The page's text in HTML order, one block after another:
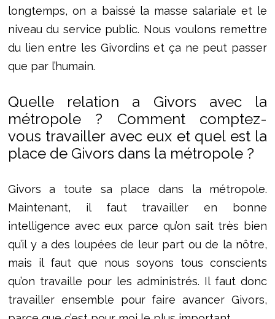
longtemps, on a baissé la masse salariale et le
niveau du service public. Nous voulons remettre
du lien entre les Givordins et ça ne peut passer
que par l’humain.
Quelle relation a Givors avec la
métropole ? Comment comptez-
vous travailler avec eux et quel est la
place de Givors dans la métropole ?
Givors a toute sa place dans la métropole.
Maintenant, il faut travailler en bonne
intelligence avec eux parce qu’on sait très bien
qu’il y a des loupées de leur part ou de la nôtre,
mais il faut que nous soyons tous conscients
qu’on travaille pour les administrés. Il faut donc
travailler ensemble pour faire avancer Givors,